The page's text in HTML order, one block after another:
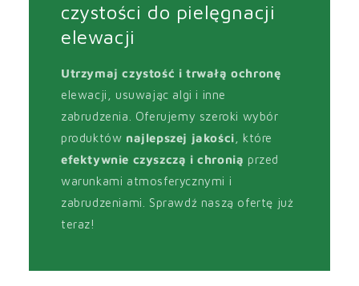
czystości do pielęgnacji
elewacji
Utrzymaj czystość i trwałą ochronę
elewacji, usuwając algi i inne
zabrudzenia. Oferujemy szeroki wybór
produktów najlepszej jakości , które
efektywnie czyszczą i chronią przed
warunkami atmosferycznymi i
zabrudzeniami. Sprawdź naszą ofertę już
teraz!